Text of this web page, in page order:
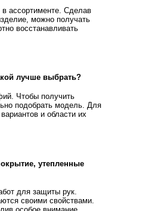
ассортименте. Сделав
можно получать
восстанавливать
лучше выбрать?
Чтобы получить
подобрать модель. Для
и области их
утепленные
для защиты рук.
своими свойствами.